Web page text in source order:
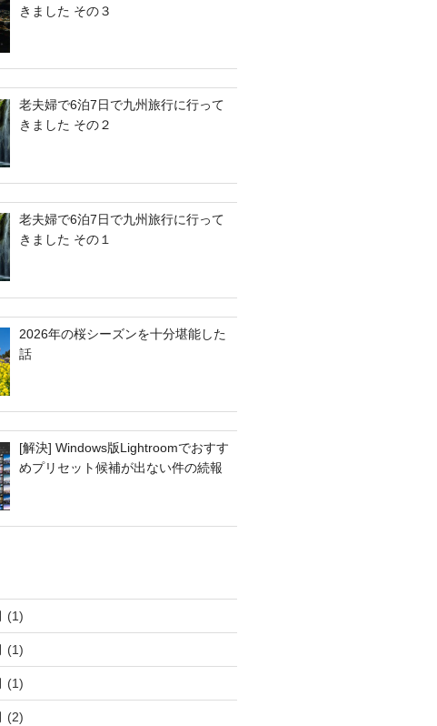
きました その３
老夫婦で6泊7日で九州旅行に行って
きました その２
老夫婦で6泊7日で九州旅行に行って
きました その１
2026年の桜シーズンを十分堪能した
話
[解決] Windows版Lightroomでおすす
めプリセット候補が出ない件の続報
(1)
(1)
(1)
(2)